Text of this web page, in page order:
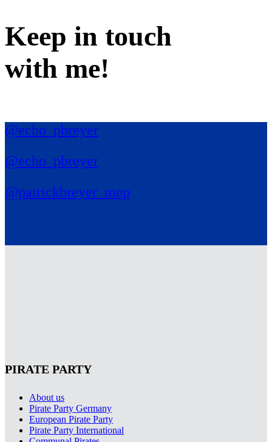
Keep in touch
with me!
@echo_pbreyer
@echo_pbreyer
@patrickbreyer_mep
PIRATE PARTY
About us
Pirate Party Germany
European Pirate Party
Pirate Party International